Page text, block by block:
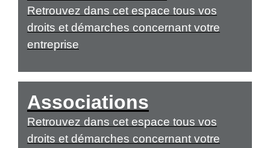
Retrouvez dans cet espace tous vos
droits et démarches concernant votre
entreprise
Associations
Retrouvez dans cet espace tous vos
droits et démarches concernant votre